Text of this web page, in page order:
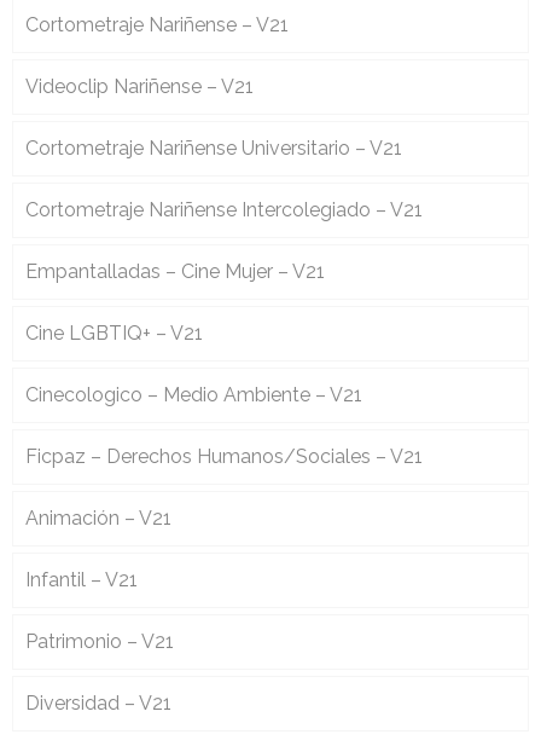
Cortometraje Nariñense – V21
Videoclip Nariñense – V21
Cortometraje Nariñense Universitario – V21
Cortometraje Nariñense Intercolegiado – V21
Empantalladas – Cine Mujer – V21
Cine LGBTIQ+ – V21
Cinecologico – Medio Ambiente – V21
Ficpaz – Derechos Humanos/Sociales – V21
Animación – V21
Infantil – V21
Patrimonio – V21
Diversidad – V21